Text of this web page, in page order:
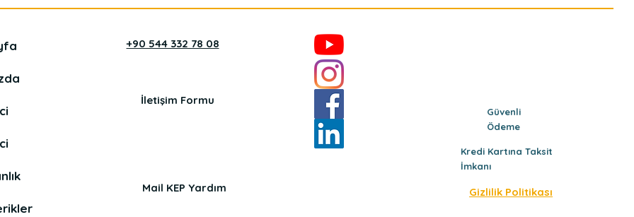
+90 544 332 78 08
İletişim Formu
Mail KEP Yardım
Güvenli
Ödeme
Kredi Kartına Taksit
İmkanı
Gizlilik Politikası